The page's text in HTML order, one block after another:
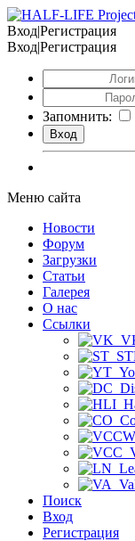
Вход|Регистрация
Вход|Регистрация
Запомнить:
Меню сайта
Новости
Форум
Загрузки
Статьи
Галерея
О нас
Ссылки
Поиск
Вход
Регистрация